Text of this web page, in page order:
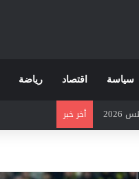
سياسة اقتصاد رياضة
أخر خبر